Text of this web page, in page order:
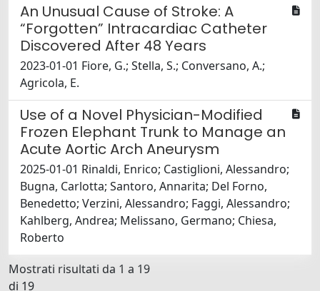
An Unusual Cause of Stroke: A
“Forgotten” Intracardiac Catheter
Discovered After 48 Years
2023-01-01 Fiore, G.; Stella, S.; Conversano, A.;
Agricola, E.
Use of a Novel Physician-Modified
Frozen Elephant Trunk to Manage an
Acute Aortic Arch Aneurysm
2025-01-01 Rinaldi, Enrico; Castiglioni, Alessandro;
Bugna, Carlotta; Santoro, Annarita; Del Forno,
Benedetto; Verzini, Alessandro; Faggi, Alessandro;
Kahlberg, Andrea; Melissano, Germano; Chiesa,
Roberto
Mostrati risultati da 1 a 19
di 19